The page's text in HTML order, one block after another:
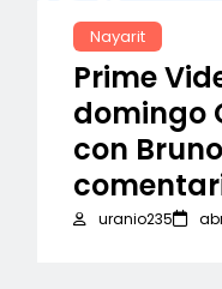
Nayarit
Prime
domingo
con
uranio235